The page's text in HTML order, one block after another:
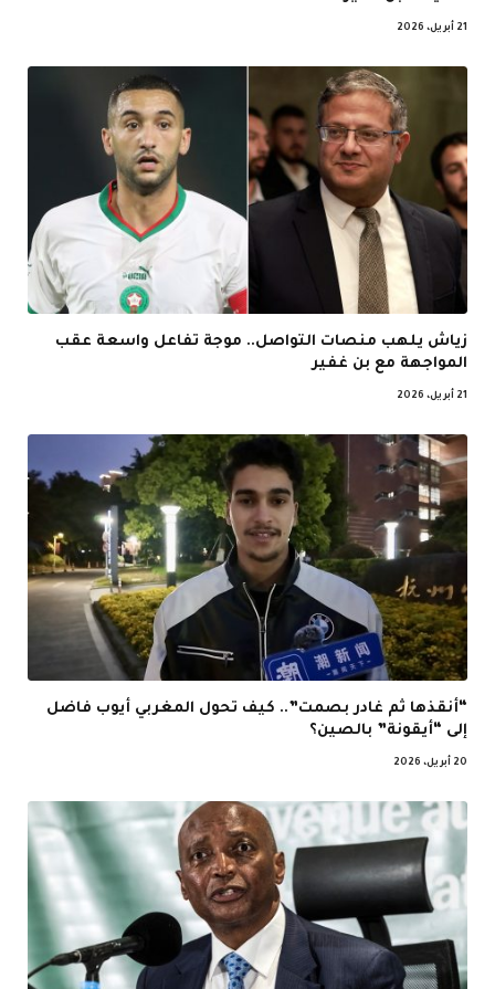
21 أبريل، 2026
زياش يلهب منصات التواصل.. موجة تفاعل واسعة عقب
المواجهة مع بن غفير
21 أبريل، 2026
“أنقذها ثم غادر بصمت”.. كيف تحول المغربي أيوب فاضل
إلى “أيقونة” بالصين؟
20 أبريل، 2026